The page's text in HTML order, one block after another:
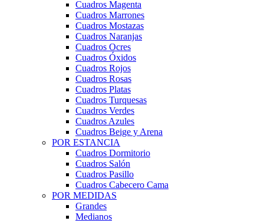
Cuadros Magenta
Cuadros Marrones
Cuadros Mostazas
Cuadros Naranjas
Cuadros Ocres
Cuadros Óxidos
Cuadros Rojos
Cuadros Rosas
Cuadros Platas
Cuadros Turquesas
Cuadros Verdes
Cuadros Azules
Cuadros Beige y Arena
POR ESTANCIA
Cuadros Dormitorio
Cuadros Salón
Cuadros Pasillo
Cuadros Cabecero Cama
POR MEDIDAS
Grandes
Medianos